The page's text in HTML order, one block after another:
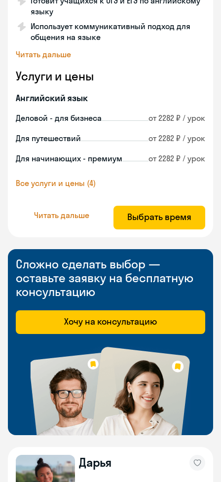
языку
Использует коммуникативный подход для
общения на языке
Читать дальше
Услуги и цены
Английский язык
Деловой - для бизнеса от 2282 ₽ / урок
Для путешествий от 2282 ₽ / урок
Для начинающих - премиум от 2282 ₽ / урок
Все услуги и цены (4)
Читать дальше Выбрать время
Сложно сделать выбор —
оставьте заявку на бесплатную
консультацию
Хочу на консультацию
Дарья